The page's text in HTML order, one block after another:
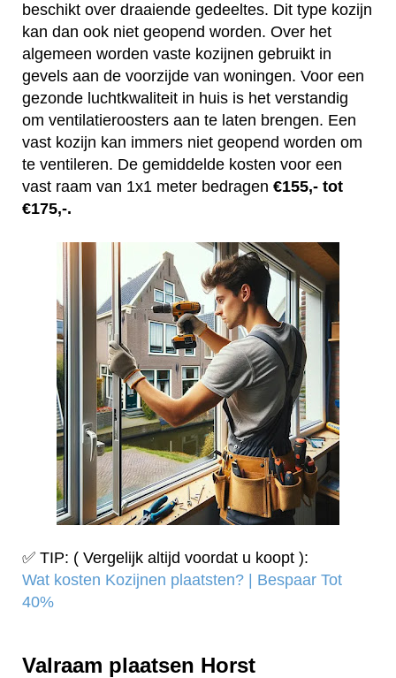
beschikt over draaiende gedeeltes. Dit type kozijn
kan dan ook niet geopend worden. Over het
algemeen worden vaste kozijnen gebruikt in
gevels aan de voorzijde van woningen. Voor een
gezonde luchtkwaliteit in huis is het verstandig
om ventilatieroosters aan te laten brengen. Een
vast kozijn kan immers niet geopend worden om
te ventileren. De gemiddelde kosten voor een
vast raam van 1x1 meter bedragen €155,- tot
€175,-.
✅ TIP: ( Vergelijk altijd voordat u koopt ):
Wat kosten Kozijnen plaatsten? | Bespaar Tot
40%‎
Valraam plaatsen Horst